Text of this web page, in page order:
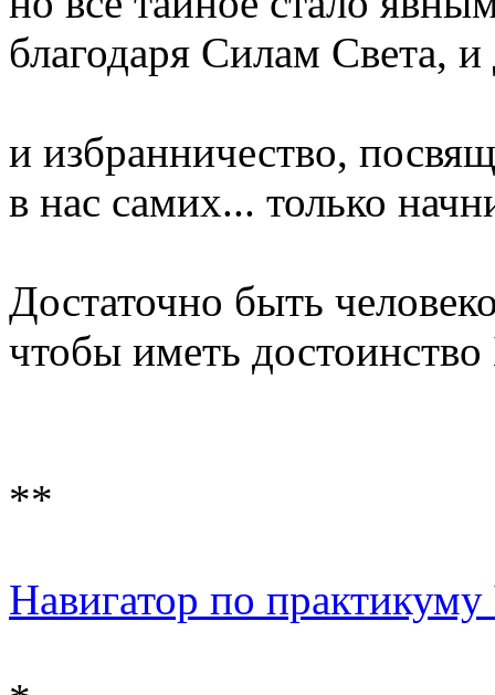
благодаря Силам Света, и
и избранничество,
в нас самих... только
Достаточно быть
чтобы иметь
**
Навигатор по